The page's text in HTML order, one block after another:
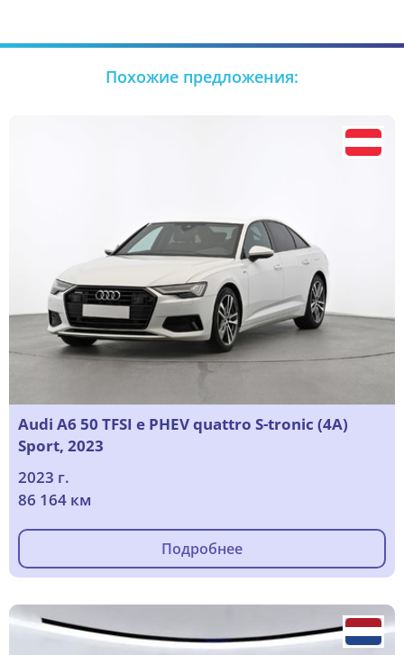
Похожие предложения:
Audi A6 50 TFSI e PHEV quattro S-tronic (4A)
Sport, 2023
2023 г.
86 164 км
Подробнее